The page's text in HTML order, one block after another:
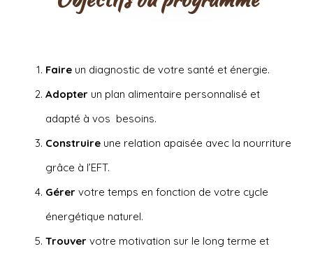
Faire un diagnostic de votre santé et énergie.
Adopter un plan alimentaire personnalisé et
adapté à vos besoins.
Construire une relation apaisée avec la nourriture
grâce à l’EFT.
Gérer votre temps en fonction de votre cycle
énergétique naturel.
Trouver votre motivation sur le long terme et